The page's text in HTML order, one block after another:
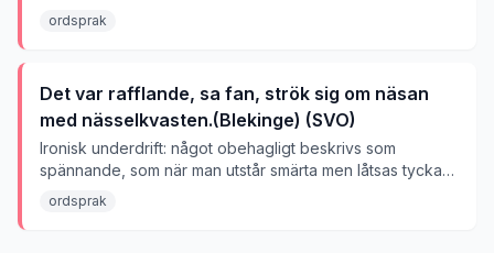
det framsteg.
ordsprak
Det var rafflande, sa fan, strök sig om näsan
med nässelkvasten.(Blekinge) (SVO)
Ironisk underdrift: något obehagligt beskrivs som
spännande, som när man utstår smärta men låtsas tycka
om det.
ordsprak